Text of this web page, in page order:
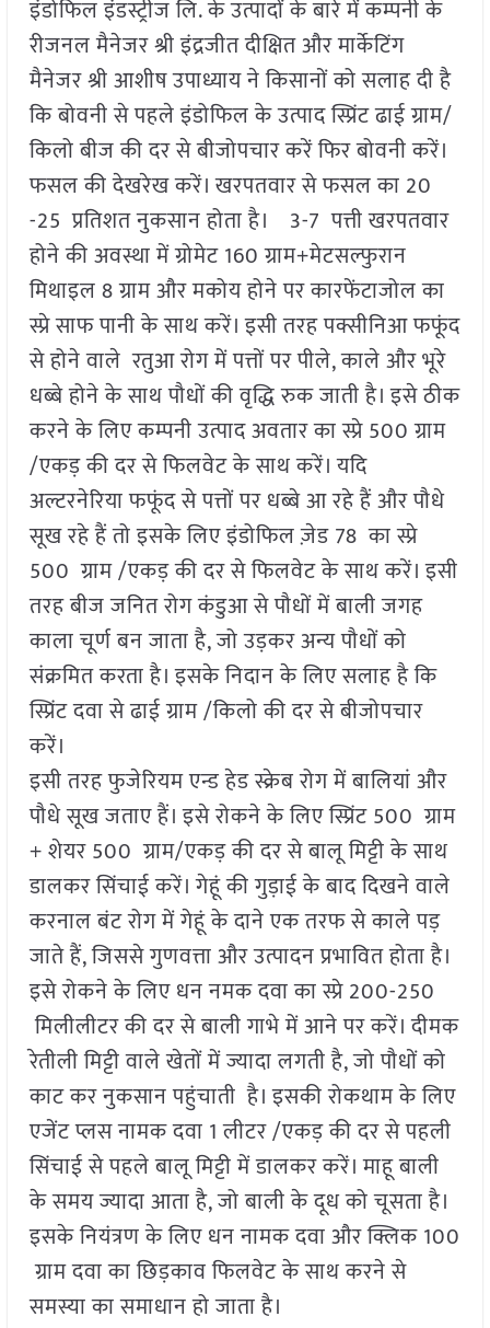
इंडोफिल इंडस्ट्रीज लि. के उत्पादों के बारे में कम्पनी के
रीजनल मैनेजर श्री इंद्रजीत दीक्षित और मार्केटिंग
मैनेजर श्री आशीष उपाध्याय ने किसानों को सलाह दी है
कि बोवनी से पहले इंडोफिल के उत्पाद स्प्रिंट ढाई ग्राम/
किलो बीज की दर से बीजोपचार करें फिर बोवनी करें।
फसल की देखरेख करें। खरपतवार से फसल का 20
-25 प्रतिशत नुकसान होता है। 3-7 पत्ती खरपतवार
होने की अवस्था में ग्रोमेट 160 ग्राम+मेटसल्फुरान
मिथाइल 8 ग्राम और मकोय होने पर कारफेंटाजोल का
स्प्रे साफ पानी के साथ करें। इसी तरह पक्सीनिआ फफूंद
से होने वाले रतुआ रोग में पत्तों पर पीले, काले और भूरे
धब्बे होने के साथ पौधों की वृद्धि रुक जाती है। इसे ठीक
करने के लिए कम्पनी उत्पाद अवतार का स्प्रे 500 ग्राम
/एकड़ की दर से फिलवेट के साथ करें। यदि
अल्टरनेरिया फफूंद से पत्तों पर धब्बे आ रहे हैं और पौधे
सूख रहे हैं तो इसके लिए इंडोफिल ज़ेड 78 का स्प्रे
500 ग्राम /एकड़ की दर से फिलवेट के साथ करें। इसी
तरह बीज जनित रोग कंडुआ से पौधों में बाली जगह
काला चूर्ण बन जाता है, जो उड़कर अन्य पौधों को
संक्रमित करता है। इसके निदान के लिए सलाह है कि
स्प्रिंट दवा से ढाई ग्राम /किलो की दर से बीजोपचार
करें।
इसी तरह फुजेरियम एन्ड हेड स्क्रेब रोग में बालियां और
पौधे सूख जताए हैं। इसे रोकने के लिए स्प्रिंट 500 ग्राम
+ शेयर 500 ग्राम/एकड़ की दर से बालू मिट्टी के साथ
डालकर सिंचाई करें। गेहूं की गुड़ाई के बाद दिखने वाले
करनाल बंट रोग में गेहूं के दाने एक तरफ से काले पड़
जाते हैं, जिससे गुणवत्ता और उत्पादन प्रभावित होता है।
इसे रोकने के लिए धन नमक दवा का स्प्रे 200-250
मिलीलीटर की दर से बाली गाभे में आने पर करें। दीमक
रेतीली मिट्टी वाले खेतों में ज्यादा लगती है, जो पौधों को
काट कर नुकसान पहुंचाती है। इसकी रोकथाम के लिए
एजेंट प्लस नामक दवा 1 लीटर /एकड़ की दर से पहली
सिंचाई से पहले बालू मिट्टी में डालकर करें। माहू बाली
के समय ज्यादा आता है, जो बाली के दूध को चूसता है।
इसके नियंत्रण के लिए धन नामक दवा और क्लिक 100
ग्राम दवा का छिड़काव फिलवेट के साथ करने से
समस्या का समाधान हो जाता है।